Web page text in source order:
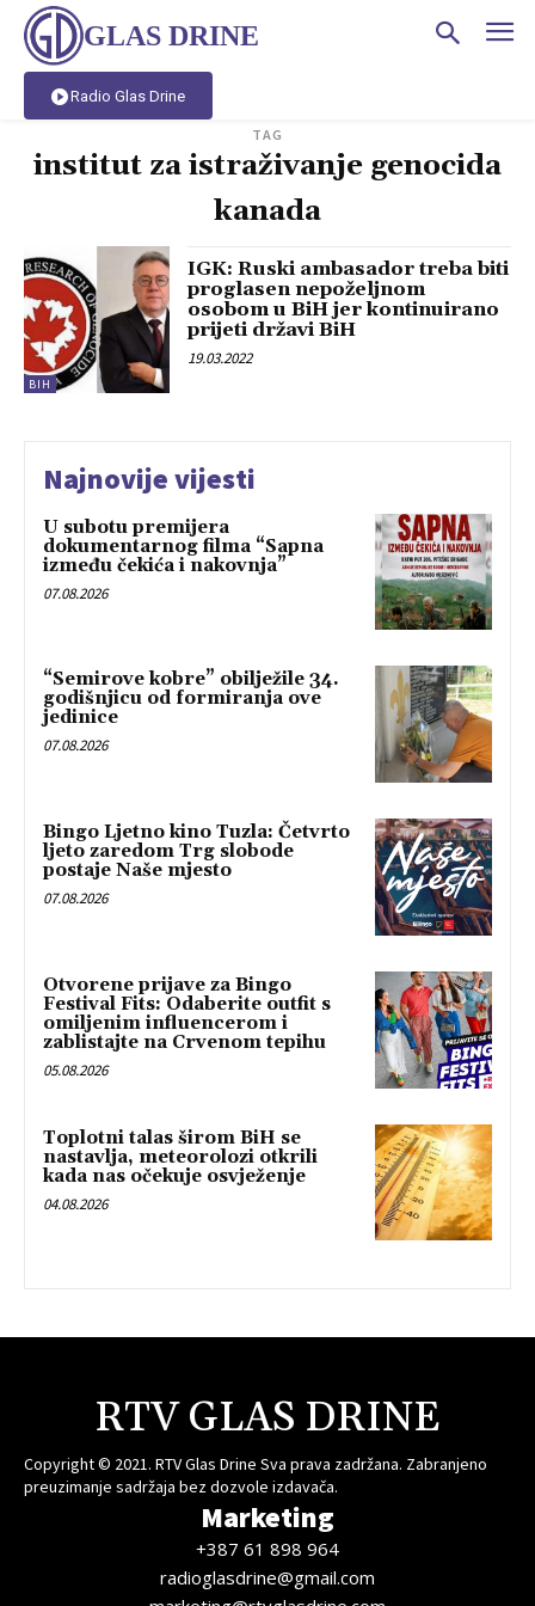
GLAS DRINE
Radio Glas Drine
TAG
institut za istraživanje genocida
kanada
BIH
IGK: Ruski ambasador treba biti
proglasen nepoželjnom
osobom u BiH jer kontinuirano
prijeti državi BiH
19.03.2022
Najnovije vijesti
U subotu premijera
dokumentarnog filma “Sapna
između čekića i nakovnja”
07.08.2026
“Semirove kobre” obilježile 34.
godišnjicu od formiranja ove
jedinice
07.08.2026
Bingo Ljetno kino Tuzla: Četvrto
ljeto zaredom Trg slobode
postaje Naše mjesto
07.08.2026
Otvorene prijave za Bingo
Festival Fits: Odaberite outfit s
omiljenim influencerom i
zablistajte na Crvenom tepihu
05.08.2026
Toplotni talas širom BiH se
nastavlja, meteorolozi otkrili
kada nas očekuje osvježenje
04.08.2026
RTV GLAS DRINE
Copyright © 2021. RTV Glas Drine Sva prava zadržana. Zabranjeno
preuzimanje sadržaja bez dozvole izdavača.
Marketing
+387 61 898 964
radioglasdrine@gmail.com